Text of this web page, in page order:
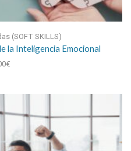
(SOFT SKILLS)
la Inteligencia Emocional
€